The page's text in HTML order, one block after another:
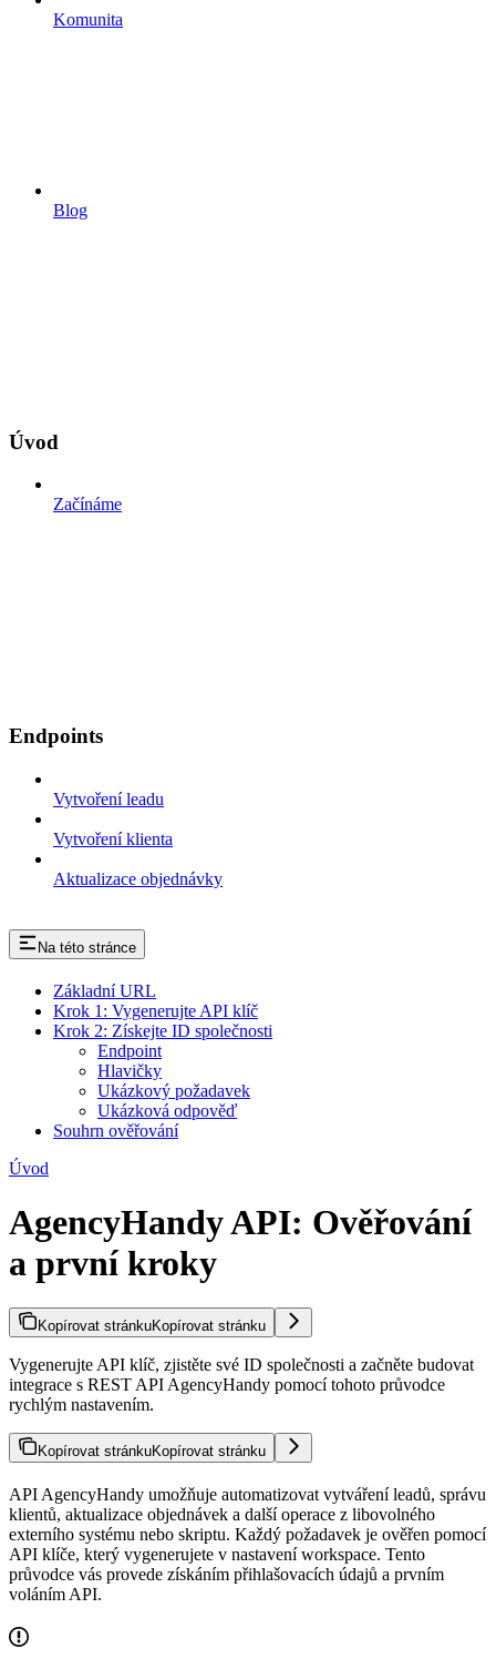
Komunita
Blog
Úvod
Začínáme
Endpoints
Vytvoření leadu
Vytvoření klienta
Aktualizace objednávky
Na této stránce
Základní URL
Krok 1: Vygenerujte API klíč
Krok 2: Získejte ID společnosti
Endpoint
Hlavičky
Ukázkový požadavek
Ukázková odpověď
Souhrn ověřování
Úvod
AgencyHandy API: Ověřování
a první kroky
Kopírovat stránkuKopírovat stránku
Vygenerujte API klíč, zjistěte své ID společnosti a začněte budovat
integrace s REST API AgencyHandy pomocí tohoto průvodce
rychlým nastavením.
Kopírovat stránkuKopírovat stránku
API AgencyHandy umožňuje automatizovat vytváření leadů, správu
klientů, aktualizace objednávek a další operace z libovolného
externího systému nebo skriptu. Každý požadavek je ověřen pomocí
API klíče, který vygenerujete v nastavení workspace. Tento
průvodce vás provede získáním přihlašovacích údajů a prvním
voláním API.